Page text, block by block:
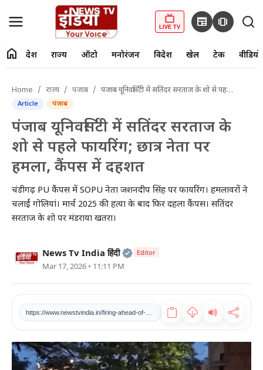
LIVE TV newspaper amp_stories
Home
राज्य
ऑटो
मनोरंजन
विदेश
टेक
लाइफस्टाइल
home देश राज्य ऑटो मनोरंजन विदेश खेल टेक वीडियो
Home राज्य पंजाब पंजाब यूनिवर्सिटी में सतिंदर सरताज के शो से पहले फायरिंग; छात्र नेता पर हमला, कैंपस में दहशत
Article पंजाब
पंजाब यूनिवर्सिटी में सतिंदर सरताज के
शो से पहले फायरिंग; छात्र नेता पर
हमला, कैंपस में दहशत
चंडीगढ़ PU कैंपस में SOPU नेता जशनदीप सिंह पर फायरिंग। हमलावरों ने
चलाईं गोलियां। मार्च 2025 की हत्या के बाद फिर दहला कैंपस। सतिंदर
सरताज के शो पर मंडराया खतरा।
News Tv India हिंदी Official | Verified Expert • 27
Editor
Mar 17, 2026 • 11:11 PM